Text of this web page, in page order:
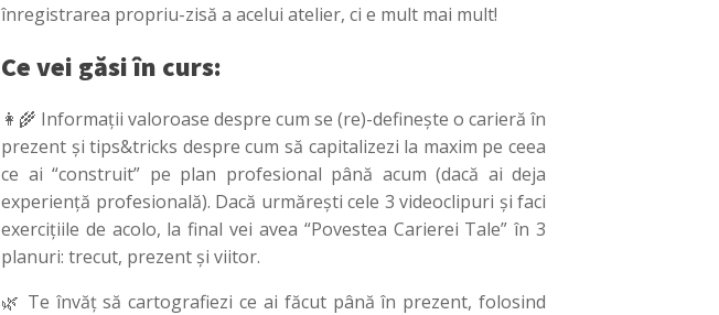
înregistrarea propriu-zisă a acelui atelier, ci e mult mai mult!
Ce vei găsi în curs:
👩‍🌾 Informații valoroase despre cum se (re)-definește o carieră în
prezent și tips&tricks despre cum să capitalizezi la maxim pe ceea
ce ai “construit” pe plan profesional până acum (dacă ai deja
experiență profesională). Dacă urmărești cele 3 videoclipuri și faci
exercițiile de acolo, la final vei avea “Povestea Carierei Tale” în 3
planuri: trecut, prezent și viitor.
🌿 Te învăț să cartografiezi ce ai făcut până în prezent, folosind